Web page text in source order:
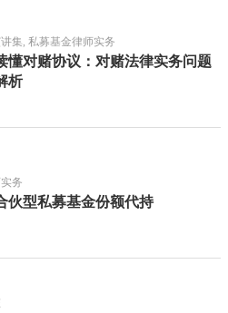
集, 私募基金律师实务
懂对赌协议：对赌法律实务问题
析
务
伙型私募基金份额代持